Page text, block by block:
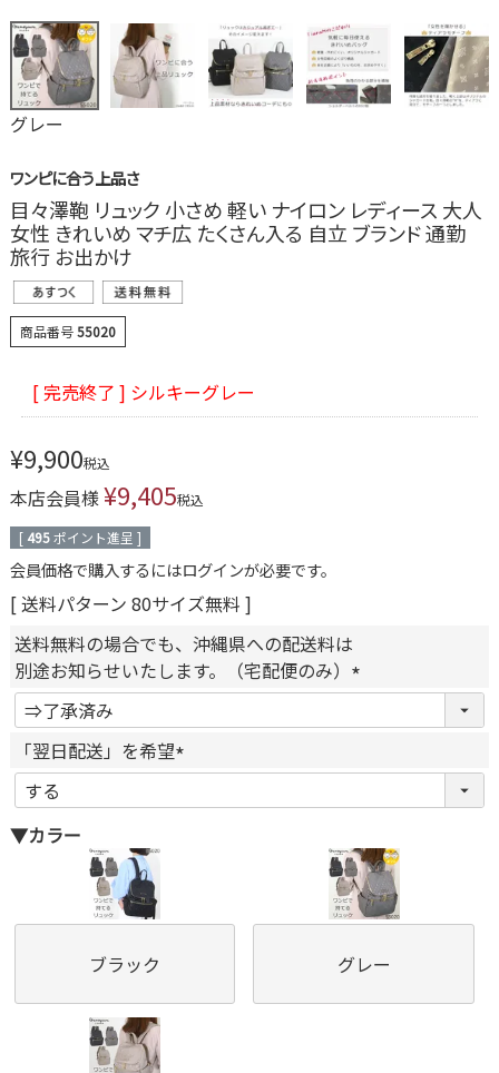
グレー
ワンピに合う上品さ
目々澤鞄 リュック 小さめ 軽い ナイロン レディース 大人
女性 きれいめ マチ広 たくさん入る 自立 ブランド 通勤
旅行 お出かけ
商品番号55020
[ 完売終了 ] シルキーグレー
¥9,900税込
本店会員様¥9,405税込
[ 495ポイント進呈 ]
会員価格で購入するにはログインが必要です。
送料パターン 80サイズ無料
送料無料の場合でも、沖縄県への配送料は
別途お知らせいたします。（宅配便のみ）
必
「翌日配送」を希望
必
▼カラー
ブラック グレー